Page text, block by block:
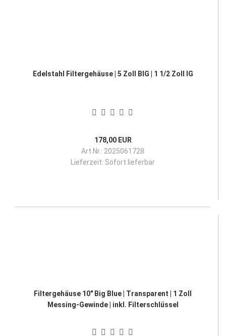
Edelstahl Filtergehäuse | 5 Zoll BIG | 1 1/2 Zoll IG
178,00 EUR
Art.Nr.: 2025061728
Lieferzeit: Sofort lieferbar
Filtergehäuse 10" Big Blue | Transparent | 1 Zoll
Messing-Gewinde | inkl. Filterschlüssel